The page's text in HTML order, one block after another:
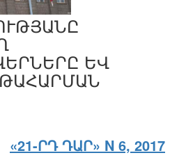
ԵՎ
«21-ՐԴ ԴԱՐ» N 6, 2017